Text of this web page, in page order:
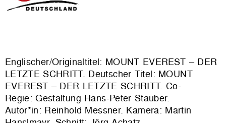
Englischer/Originaltitel: MOUNT EVEREST – DER
LETZTE SCHRITT. Deutscher Titel: MOUNT
EVEREST – DER LETZTE SCHRITT. Co-
Regie: Gestaltung Hans-Peter Stauber.
Autor*in: Reinhold Messner. Kamera: Martin